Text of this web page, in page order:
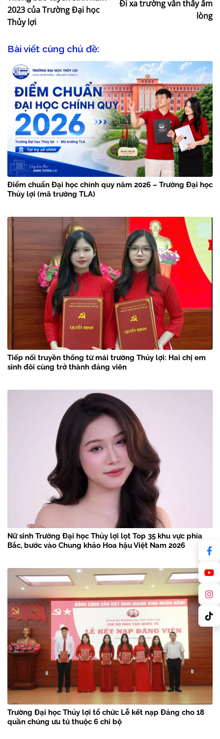
2023 của Trường Đại học
Thủy lợi
Đi xa trường vẫn thấy ấm
lòng
Bài viết cùng chủ đề:
Điểm chuẩn Đại học chính quy năm 2026 – Trường Đại học
Thủy lợi (mã trường TLA)
Tiếp nối truyền thống từ mái trường Thủy lợi: Hai chị em
sinh đôi cùng trở thành đảng viên
Nữ sinh Trường Đại học Thủy lợi lọt Top 35 khu vực phía
Bắc, bước vào Chung khảo Hoa hậu Việt Nam 2026
Trường Đại học Thủy lợi tổ chức Lễ kết nạp Đảng cho 18
quần chúng ưu tú thuộc 6 chi bộ